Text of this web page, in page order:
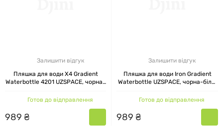
Залишити відгук
Пляшка для води X4 Gradient
Waterbottle 4201 UZSPACE, чорна-
Готов до відправлення
989 ₴
Залишити відгук
Пляшка для води Iron Gradient
Waterbottle UZSPACE, чорна-біла,
Готов до відправлення
989 ₴